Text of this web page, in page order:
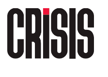
Pasar al contenido principal